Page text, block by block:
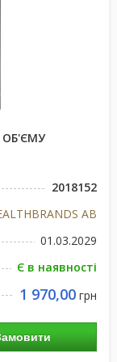
ОБ'ЄМУ
2018152
AB
01.03.2029
Є в наявності
1 970,00 грн